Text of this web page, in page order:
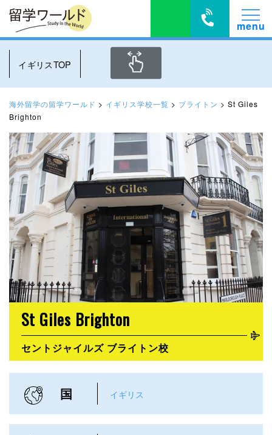
イギリスTOP
海外留学の留学ワールド > イギリス学校一覧 > ブライトン > St Giles
Brighton
St Giles Brighton
セントジャイルズ ブライトン校
国 イギリス